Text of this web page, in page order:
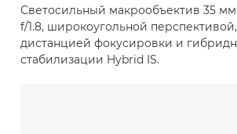
Светосильный макрообъектив 35
f/1.8, широкоугольной
дистанцией фокусировки и
стабилизации Hybrid IS.